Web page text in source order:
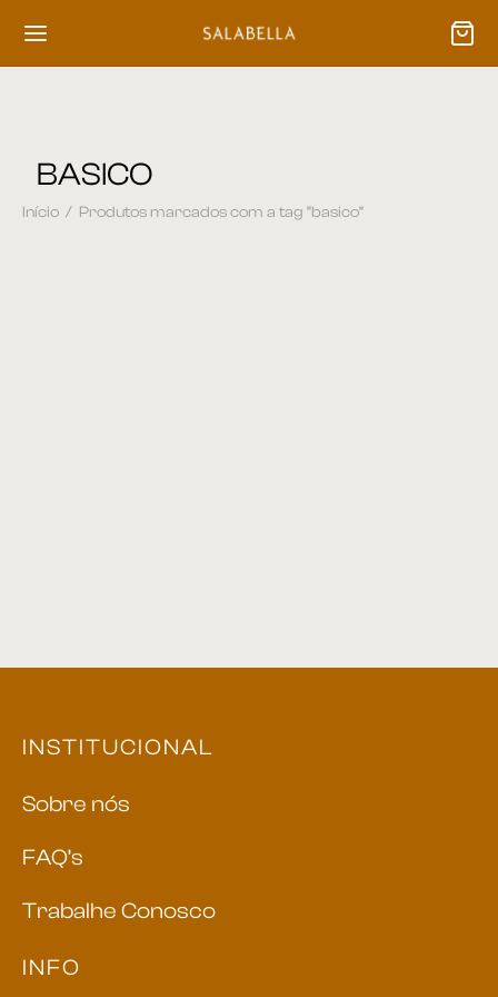
BASICO
Início / Produtos marcados com a tag “basico”
INSTITUCIONAL
Sobre nós
FAQ’s
Trabalhe Conosco
INFO